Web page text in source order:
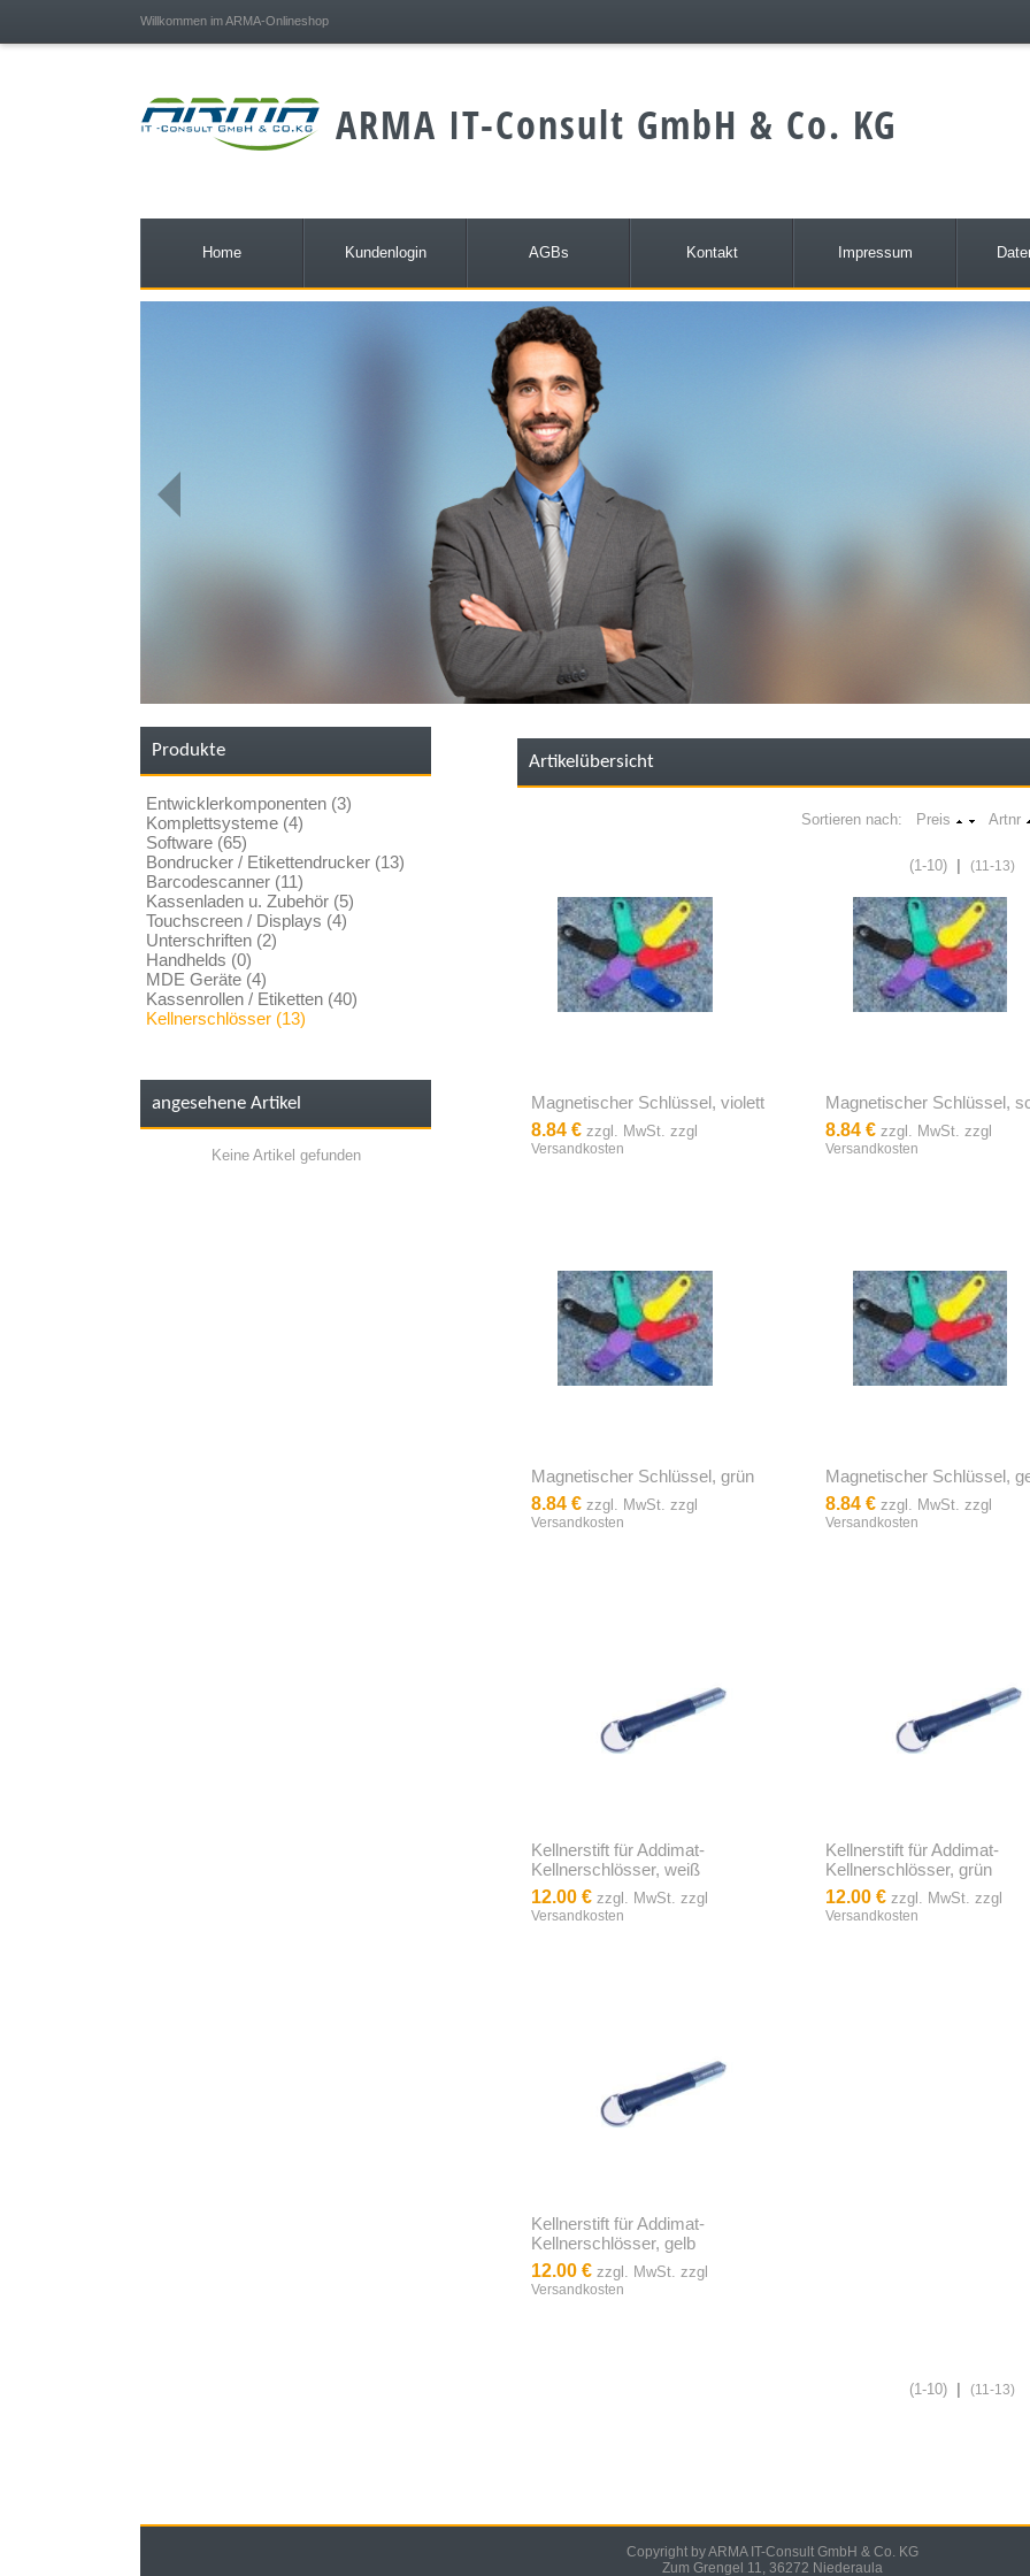
Willkommen im ARMA-Onlineshop
ARMA IT-Consult GmbH & Co. KG
Home Kundenlogin AGBs Kontakt Impressum
Produkte
Entwicklerkomponenten (3)
Komplettsysteme (4)
Software (65)
Bondrucker / Etikettendrucker (13)
Barcodescanner (11)
Kassenladen u. Zubehör (5)
Touchscreen / Displays (4)
Unterschriften (2)
Handhelds (0)
MDE Geräte (4)
Kassenrollen / Etiketten (40)
Kellnerschlösser (13)
angesehene Artikel
Keine Artikel gefunden
Artikelübersicht
Sortieren nach: Preis Artnr
(1-10) (11-13)
Magnetischer Schlüssel, violett
8.84 € zzgl. MwSt. zzgl
Versandkosten
Magnetischer Schlüssel,
8.84 € zzgl. MwSt. zzgl
Versandkosten
Magnetischer Schlüssel, grün
8.84 € zzgl. MwSt. zzgl
Versandkosten
Magnetischer Schlüssel,
8.84 € zzgl. MwSt. zzgl
Versandkosten
Kellnerstift für Addimat-
Kellnerschlösser, weiß
12.00 € zzgl. MwSt. zzgl
Versandkosten
Kellnerstift für Addimat-
Kellnerschlösser, grün
12.00 € zzgl. MwSt. zzgl
Versandkosten
Kellnerstift für Addimat-
Kellnerschlösser, gelb
12.00 € zzgl. MwSt. zzgl
Versandkosten
(1-10) (11-13)
Copyright by ARMA IT-Consult GmbH & Co. KG
Zum Grengel 11, 36272 Niederaula